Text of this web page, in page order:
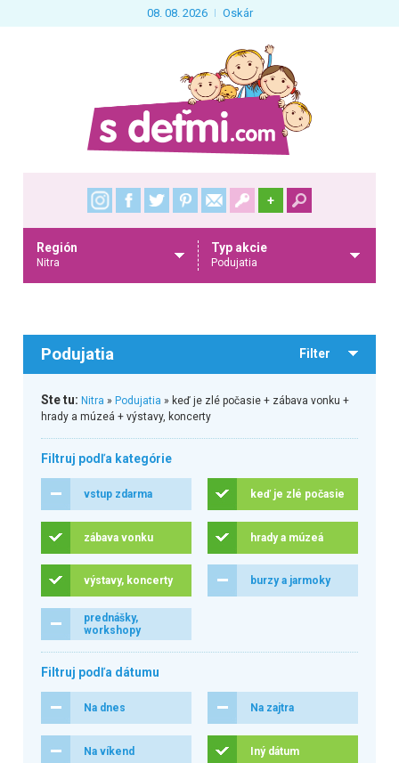
08. 08. 2026 Oskár
+
Región
Nitra
Typ akcie
Podujatia
Podujatia Filter
Ste tu: Nitra » Podujatia » keď je zlé počasie + zábava vonku +
hrady a múzeá + výstavy, koncerty
Filtruj podľa kategórie
vstup zdarma keď je zlé počasie
zábava vonku hrady a múzeá
výstavy, koncerty burzy a jarmoky
prednášky,
workshopy
Filtruj podľa dátumu
Na dnes Na zajtra
Na víkend Iný dátum